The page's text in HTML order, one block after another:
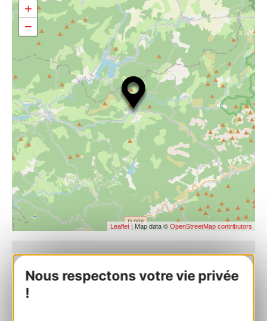
Nous respectons votre vie privée
!
+
−
Leaflet| Map data © OpenStreetMap contributors
Route du Lac de VesolesCol du Triby 34330